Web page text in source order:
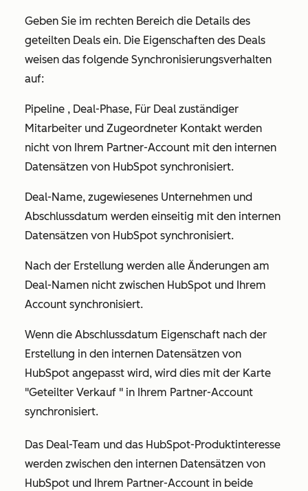
Geben Sie im rechten Bereich die Details des
geteilten Deals ein. Die Eigenschaften des Deals
weisen das folgende Synchronisierungsverhalten
auf:
Pipeline , Deal-Phase, Für Deal zuständiger
Mitarbeiter und Zugeordneter Kontakt werden
nicht von Ihrem Partner-Account mit den internen
Datensätzen von HubSpot synchronisiert.
Deal-Name, zugewiesenes Unternehmen und
Abschlussdatum werden einseitig mit den internen
Datensätzen von HubSpot synchronisiert.
Nach der Erstellung werden alle Änderungen am
Deal-Namen nicht zwischen HubSpot und Ihrem
Account synchronisiert.
Wenn die Abschlussdatum Eigenschaft nach der
Erstellung in den internen Datensätzen von
HubSpot angepasst wird, wird dies mit der Karte
"Geteilter Verkauf " in Ihrem Partner-Account
synchronisiert.
Das Deal-Team und das HubSpot-Produktinteresse
werden zwischen den internen Datensätzen von
HubSpot und Ihrem Partner-Account in beide